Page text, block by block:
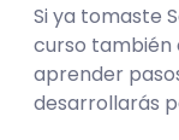
Si ya tomaste
curso también
aprender
desarrollarás